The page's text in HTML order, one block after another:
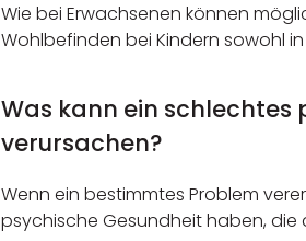
Wie bei Erwachsenen können
Wohlbefinden bei Kindern sowohl
Was kann ein schlechtes
verursachen?
Wenn ein bestimmtes Problem
psychische Gesundheit haben, die